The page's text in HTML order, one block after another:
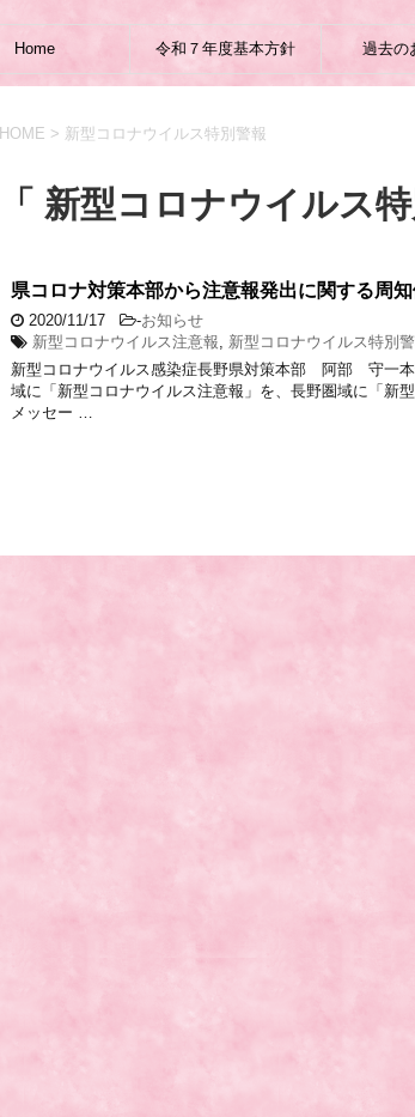
Home 令和７年度基本方針 過去の
HOME > 新型コロナウイルス特別警報
「 新型コロナウイルス
県コロナ対策本部から注意報発出に関する周
2020/11/17 -お知らせ
新型コロナウイルス注意報, 新型コロナウイルス特別
新型コロナウイルス感染症長野県対策本部 阿部 守一
域に「新型コロナウイルス注意報」を、長野圏域に「新
メッセー …